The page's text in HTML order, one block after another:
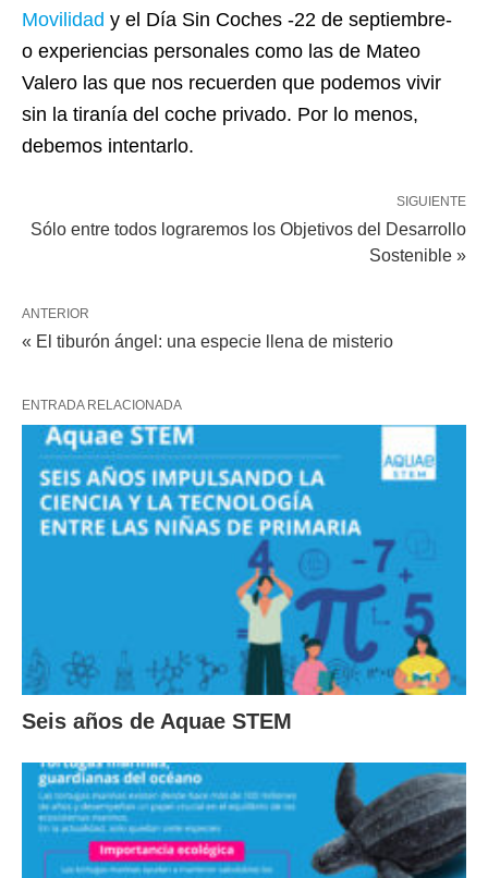
Movilidad y el Día Sin Coches -22 de septiembre-
o experiencias personales como las de Mateo
Valero las que nos recuerden que podemos vivir
sin la tiranía del coche privado. Por lo menos,
debemos intentarlo.
SIGUIENTE
Sólo entre todos lograremos los Objetivos del Desarrollo
Sostenible »
ANTERIOR
« El tiburón ángel: una especie llena de misterio
ENTRADA RELACIONADA
Seis años de Aquae STEM